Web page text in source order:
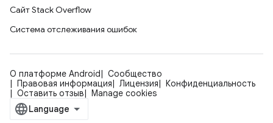
Сайт Stack Overflow
Система отслеживания ошибок
О платформе Android
Сообщество
Правовая информация
Лицензия
Конфиденциальность
Оставить отзыв
Manage cookies